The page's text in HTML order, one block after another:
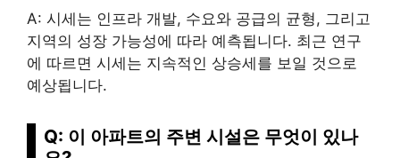
A: 시세는 인프라 개발, 수요와 공급의 균형, 그리고
지역의 성장 가능성에 따라 예측됩니다. 최근 연구
에 따르면 시세는 지속적인 상승세를 보일 것으로
예상됩니다.
Q: 이 아파트의 주변 시설은 무엇이 있나